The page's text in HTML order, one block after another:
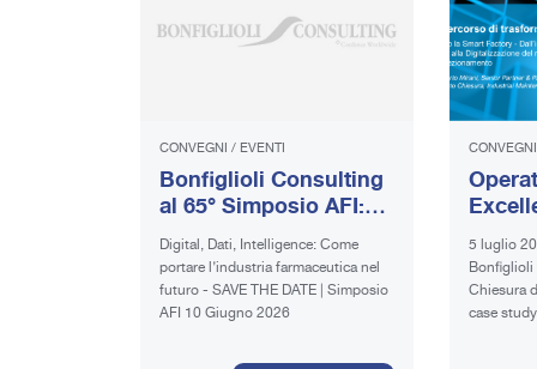
CONVEGNI / EVENTI
Bonfiglioli Consulting
al 65° Simposio AFI:
workshop e
innovazione
Digital, Dati, Intelligence: Come
portare l’industria farmaceutica nel
futuro - SAVE THE DATE | Simposio
AFI 10 Giugno 2026
CONVEGNI
5 luglio
Bonfiglioli
Chiesura
case